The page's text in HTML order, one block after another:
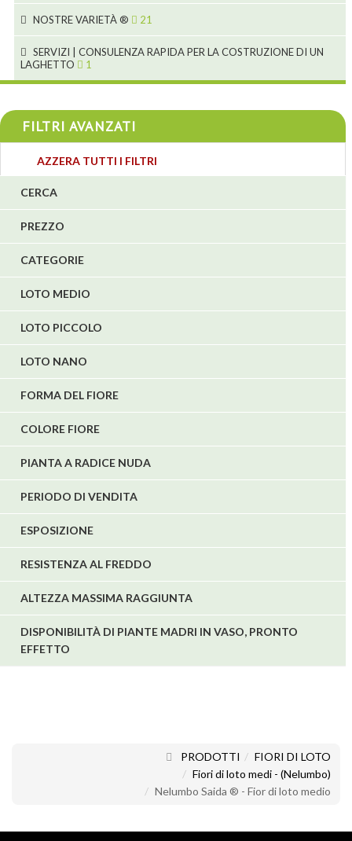
1
4
3
6
NOSTRE VARIETÀ ® 21
SERVIZI | CONSULENZA RAPIDA PER LA COSTRUZIONE DI UN
LAGHETTO
1
FILTRI AVANZATI
AZZERA TUTTI I FILTRI
CERCA
PREZZO
CATEGORIE
LOTO MEDIO
LOTO PICCOLO
LOTO NANO
FORMA DEL FIORE
COLORE FIORE
PIANTA A RADICE NUDA
PERIODO DI VENDITA
ESPOSIZIONE
RESISTENZA AL FREDDO
ALTEZZA MASSIMA RAGGIUNTA
DISPONIBILITÀ DI PIANTE MADRI IN VASO, PRONTO
EFFETTO
PRODOTTI
FIORI DI LOTO
Fiori di loto medi - (Nelumbo)
Nelumbo Saida ® - Fior di loto medio